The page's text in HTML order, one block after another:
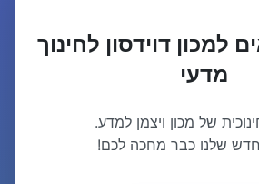
למכון דוידסון לחינוך
מדעי
של מכון ויצמן למדע.
שלנו כבר מחכה לכם!